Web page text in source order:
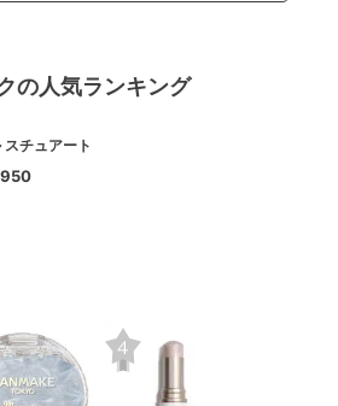
の人気ランキング
スチュアート